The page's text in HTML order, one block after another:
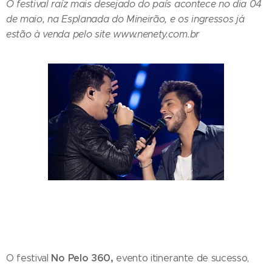
O festival raíz mais desejado do país acontece no dia 04
de maio, na Esplanada do Mineirão, e os ingressos já
estão à venda pelo site www.nenety.com.br
O festival No Pelo 360, evento itinerante de sucesso,